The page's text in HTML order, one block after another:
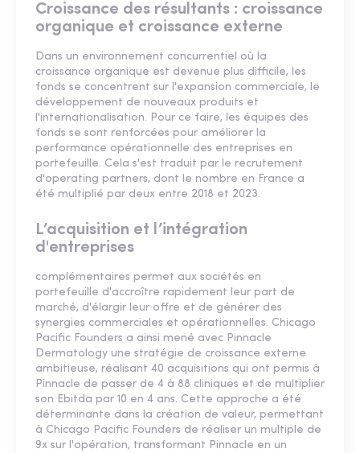
Croissance des résultants : croissance
organique et croissance externe
Dans un environnement concurrentiel où la
croissance organique est devenue plus difficile, les
fonds se concentrent sur l'expansion commerciale, le
développement de nouveaux produits et
l'internationalisation. Pour ce faire, les équipes des
fonds se sont renforcées pour améliorer la
performance opérationnelle des entreprises en
portefeuille. Cela s'est traduit par le recrutement
d'operating partners, dont le nombre en France a
été multiplié par deux entre 2018 et 2023.
L’acquisition et l’intégration
d'entreprises
complémentaires permet aux sociétés en
portefeuille d'accroître rapidement leur part de
marché, d'élargir leur offre et de générer des
synergies commerciales et opérationnelles. Chicago
Pacific Founders a ainsi mené avec Pinnacle
Dermatology une stratégie de croissance externe
ambitieuse, réalisant 40 acquisitions qui ont permis à
Pinnacle de passer de 4 à 88 cliniques et de multiplier
son Ebitda par 10 en 4 ans. Cette approche a été
déterminante dans la création de valeur, permettant
à Chicago Pacific Founders de réaliser un multiple de
9x sur l'opération, transformant Pinnacle en un